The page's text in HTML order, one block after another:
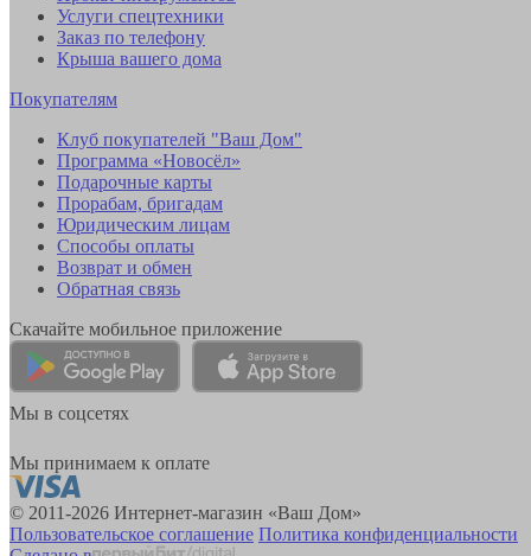
Услуги спецтехники
Заказ по телефону
Крыша вашего дома
Покупателям
Клуб покупателей "Ваш Дом"
Программа «Новосёл»
Подарочные карты
Прорабам, бригадам
Юридическим лицам
Способы оплаты
Возврат и обмен
Обратная связь
Скачайте мобильное приложение
Мы в соцсетях
Мы принимаем к оплате
© 2011-2026 Интернет-магазин «Ваш Дом»
Пользовательское соглашение Политика конфиденциальности